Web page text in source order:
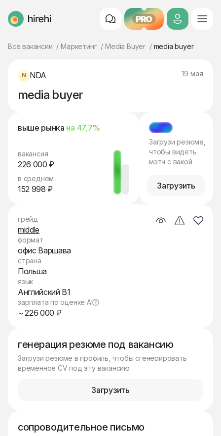
HireHi PRO
Все вакансии Маркетинг Media Buyer media buyer
NDA 19 мая
media buyer
выше рынка на 47,7%
вакансия
226 000 ₽
в среднем
152 998 ₽
МЭТЧ
Загрузи резюме,
чтобы видеть
мэтч с вакой
Загрузить
генерация резюме под вакансию
Загрузи резюме в профиль, чтобы сгенерировать
временное CV под эту вакансию
Загрузить
сопроводительное письмо
грейд
middle
формат
офис Варшава
страна
Польша
язык
Английский B1
зарплата по оценке AI
~ 226 000 ₽